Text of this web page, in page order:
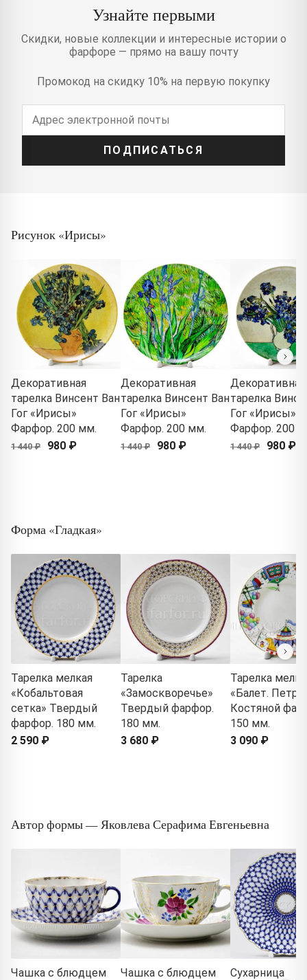
Узнайте первыми
Скидки, новые коллекции и интересные истории о
фарфоре — прямо на вашу почту
Промокод на скидку 10% на первую покупку
ПОДПИСАТЬСЯ
Рисунок «Ирисы»
Декоративная
тарелка Винсент Ван
Гог «Ирисы»
Фарфор. 200 мм.
1 440 ₽ 980 ₽
Декоративная
тарелка Винсент Ван
Гог «Ирисы»
Фарфор. 200 мм.
1 440 ₽ 980 ₽
Декоративная
тарелка
Гог «Ирисы»
Фарфор. 200
1 440 ₽ 980 ₽
Форма «Гладкая»
Тарелка мелкая
«Кобальтовая
сетка» Твердый
фарфор. 180 мм.
2 590 ₽
Тарелка
«Замоскворечье»
Твердый фарфор.
180 мм.
3 680 ₽
Тарелка
«Балет.
Костяной
150 мм.
3 090 ₽
Автор формы — Яковлева Серафима Евгеньевна
Чашка с блюдцем
Чашка с блюдцем
Сухарница